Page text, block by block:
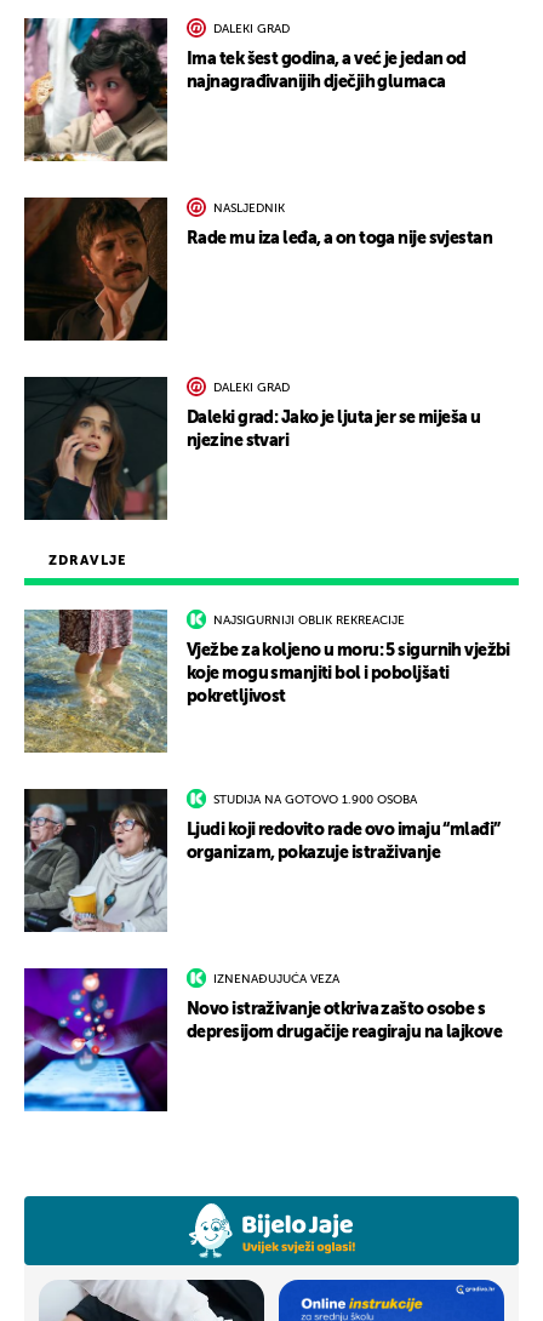
ZDRAVLJE
NAJSIGURNIJI OBLIK REKREACIJE
Vježbe za koljeno u moru: 5 sigurnih vježbi
koje mogu smanjiti bol i poboljšati
pokretljivost
STUDIJA NA GOTOVO 1.900 OSOBA
Ljudi koji redovito rade ovo imaju “mlađi”
organizam, pokazuje istraživanje
IZNENAĐUJUĆA VEZA
Novo istraživanje otkriva zašto osobe s
depresijom drugačije reagiraju na lajkove
DALEKI GRAD
Ima tek šest godina, a već je jedan od
najnagrađivanijih dječjih glumaca
NASLJEDNIK
Rade mu iza leđa, a on toga nije svjestan
DALEKI GRAD
Daleki grad: Jako je ljuta jer se miješa u
njezine stvari